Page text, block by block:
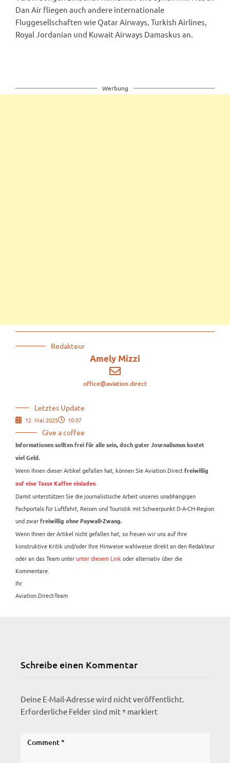
Redakteur
Amely Mizzi
office@aviation.direct
Letztes Update
12. Mai 2025 10:07
Give a coffee
Informationen sollten frei für alle sein, doch guter Journalismus kostet
viel Geld.
Wenn Ihnen dieser Artikel gefallen hat, können Sie Aviation.Direct freiwillig
auf eine Tasse Kaffee einladen.
Damit unterstützen Sie die journalistische Arbeit unseres unabhängigen
Fachportals für Luftfahrt, Reisen und Touristik mit Schwerpunkt D-A-CH-Region
und zwar freiwillig ohne Paywall-Zwang.
Wenn Ihnen der Artikel nicht gefallen hat, so freuen wir uns auf Ihre
konstruktive Kritik und/oder Ihre Hinweise wahlweise direkt an den Redakteur
oder an das Team unterunter diesem Linkoder alternativ über die
Kommentare.
Ihr
Aviation.Direct-Team
Dan Air fliegen auch andere internationale
Fluggesellschaften wie Qatar Airways, Turkish Airlines,
Royal Jordanian und Kuwait Airways Damaskus an.
Werbung
Schreibe einen Kommentar
Deine E-Mail-Adresse wird nicht veröffentlicht.
Erforderliche Felder sind mit* markiert